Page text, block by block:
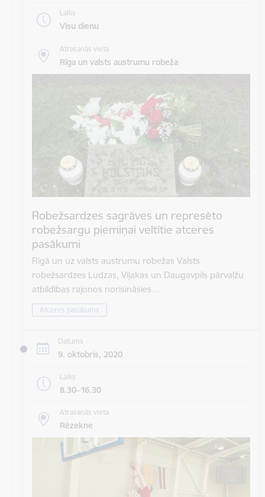
Laiks
Visu dienu
Atrašanās vieta
Rīga un valsts austrumu robeža
Robežsardzes sagrāves un represēto
robežsargu piemiņai veltītie atceres
pasākumi
Rīgā un uz valsts austrumu robežas Valsts
robežsardzes Ludzas, Viļakas un Daugavpils pārvalžu
atbildības rajonos norisināsies…
Atceres pasākums
Datums
9. oktobris, 2020
Laiks
8.30–16.30
Atrašanās vieta
Rēzekne